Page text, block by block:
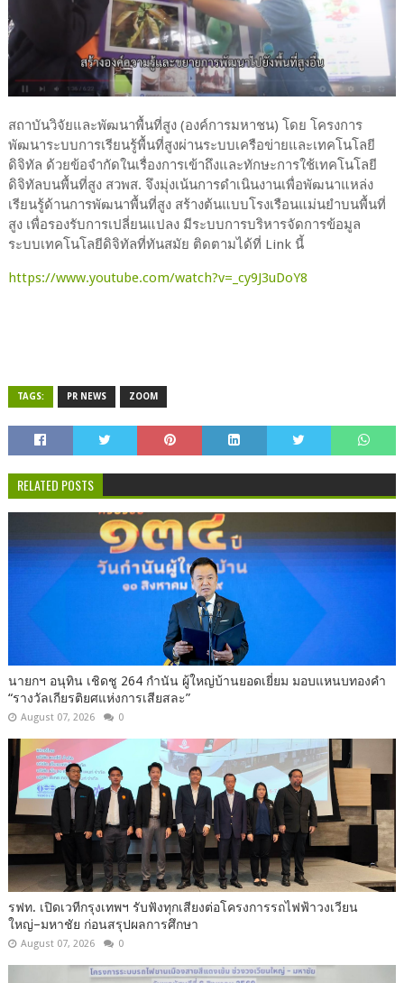
สถาบันวิจัยและพัฒนาพื้นที่สูง (องค์การมหาชน) โดย โครงการ
พัฒนาระบบการเรียนรู้พื้นที่สูงผ่านระบบเครือข่ายและเทคโนโลยี
ดิจิทัล ด้วยข้อจำกัดในเรื่องการเข้าถึงและทักษะการใช้เทคโนโลยี
ดิจิทัลบนพื้นที่สูง สวพส. จึงมุ่งเน้นการดำเนินงานเพื่อพัฒนาแหล่ง
เรียนรู้ด้านการพัฒนาพื้นที่สูง สร้างต้นแบบโรงเรือนแม่นยำบนพื้นที่
สูง เพื่อรองรับการเปลี่ยนแปลง มีระบบการบริหารจัดการข้อมูล
ระบบเทคโนโลยีดิจิทัลที่ทันสมัย ติดตามได้ที่ Link นี้
https://www.youtube.com/watch?v=_cy9J3uDoY8
TAGS: PR NEWS ZOOM
RELATED POSTS
นายกฯ อนุทิน เชิดชู 264 กำนัน ผู้ใหญ่บ้านยอดเยี่ยม มอบแหนบทองคำ
“รางวัลเกียรติยศแห่งการเสียสละ”
August 07, 2026 0
รฟท. เปิดเวทีกรุงเทพฯ รับฟังทุกเสียงต่อโครงการรถไฟฟ้าวงเวียน
ใหญ่–มหาชัย ก่อนสรุปผลการศึกษา
August 07, 2026 0